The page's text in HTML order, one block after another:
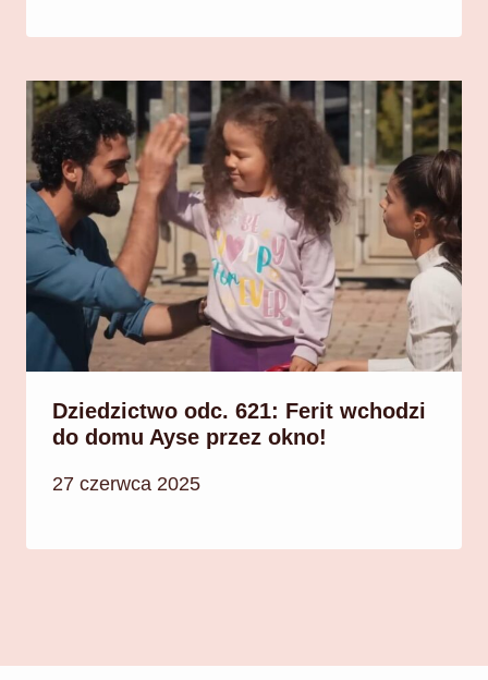
Dziedzictwo odc. 621: Ferit wchodzi
do domu Ayse przez okno!
27 czerwca 2025